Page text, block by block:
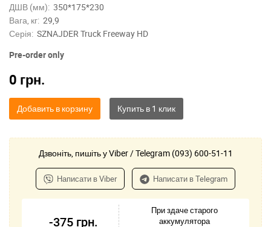
ДШВ (мм): 350*175*230
Вага, кг: 29,9
Серія: SZNAJDER Truck Freeway HD
Pre-order only
0 грн.
Добавить в корзину
Дзвоніть, пишіть у Viber / Telegram (093) 600-51-11
Написати в Viber Написати в Telegram
-375 грн.
При здаче старого
аккумулятора